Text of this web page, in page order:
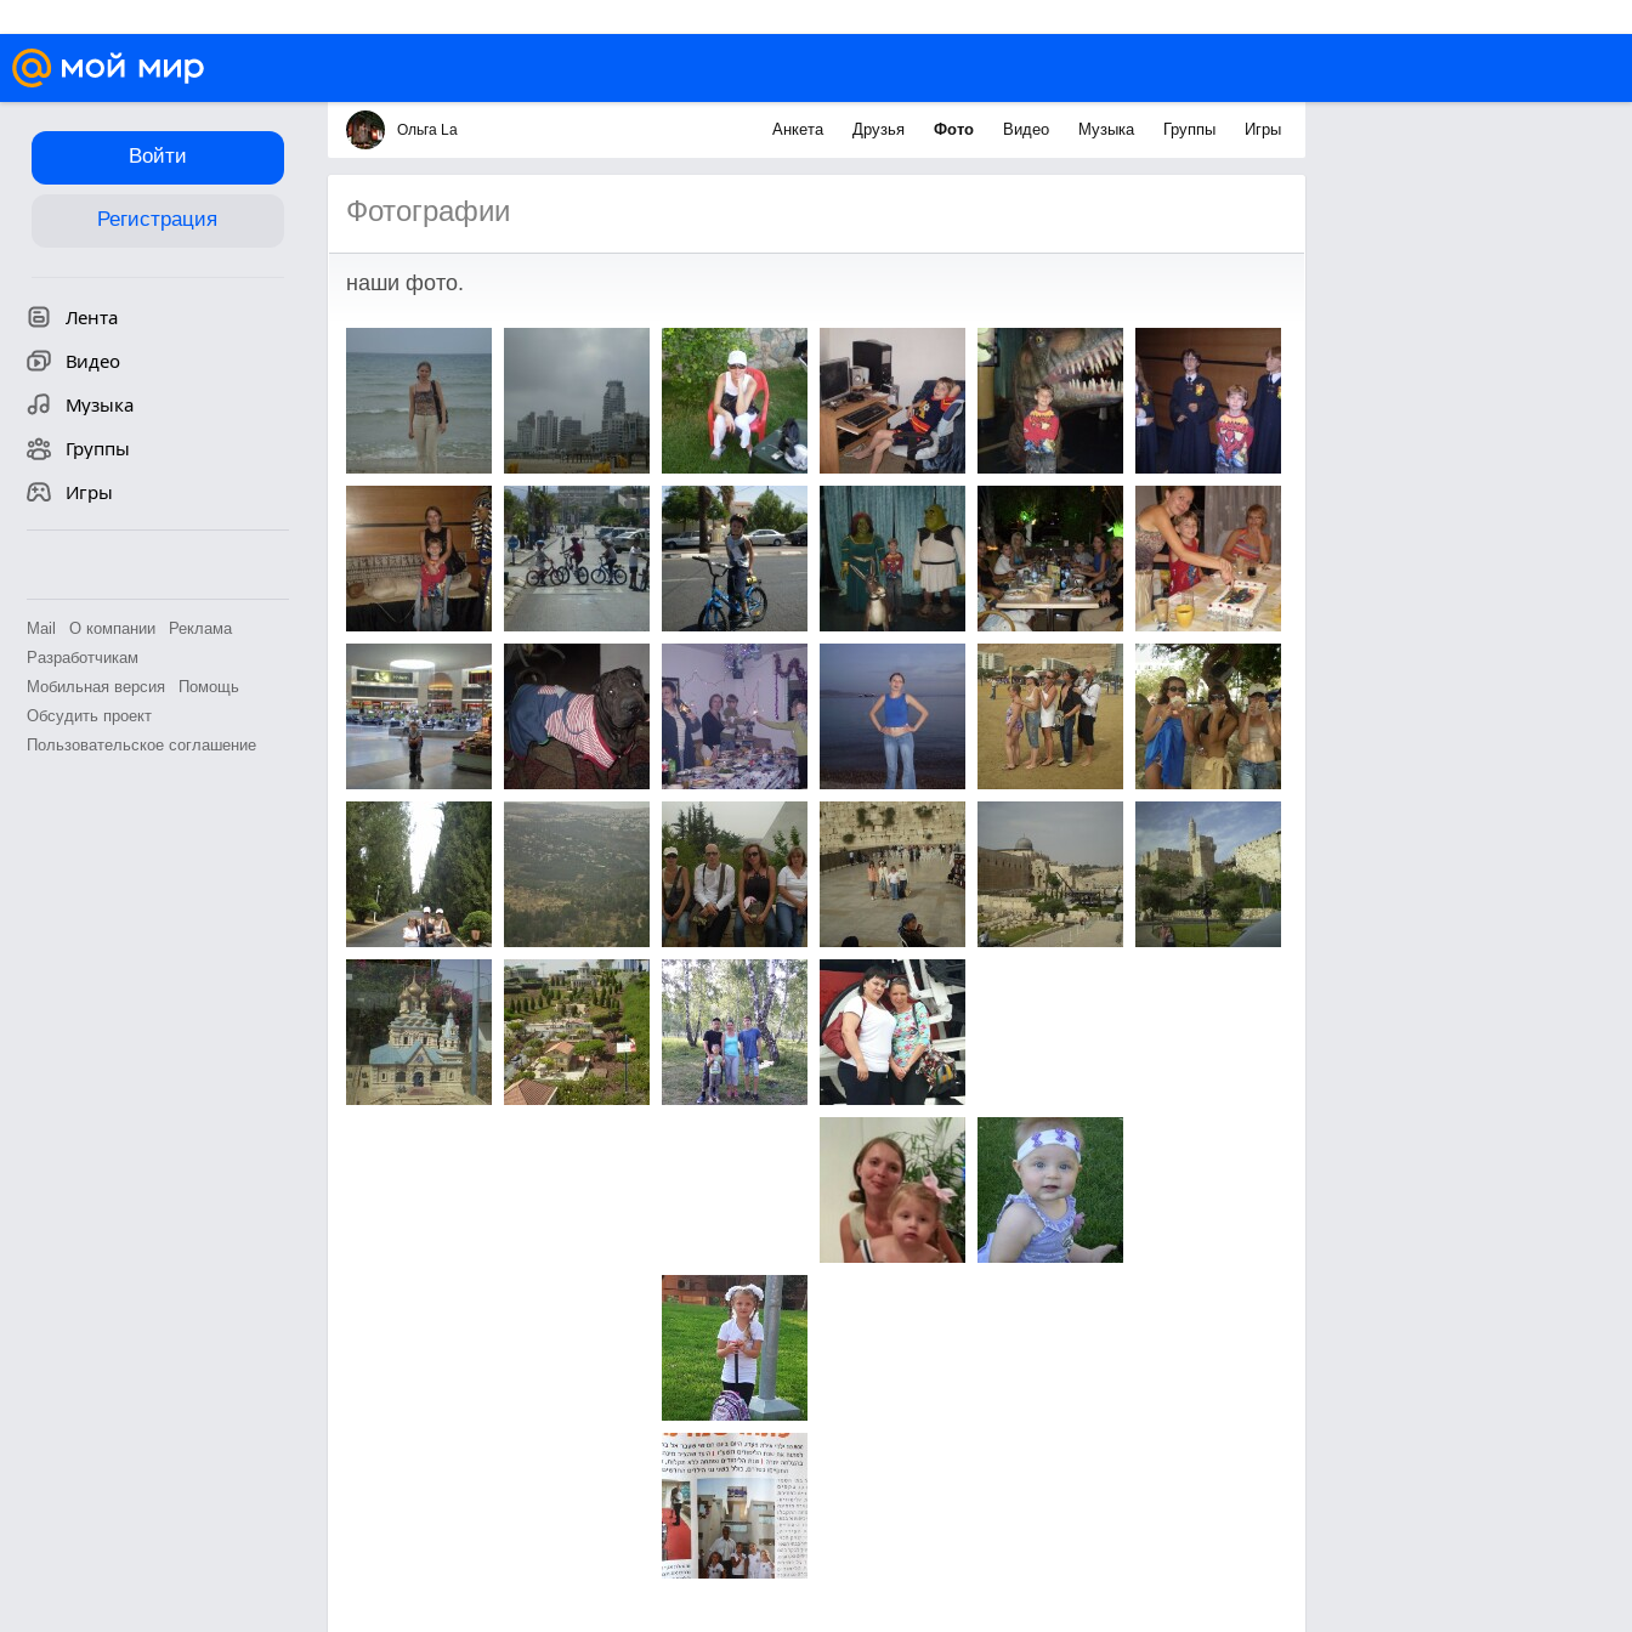
Войти
Регистрация
Лента
Видео
Музыка
Группы
Игры
Mail О компании
Реклама
Разработчикам
Мобильная версия
Помощь
Обсудить проект
Пользовательское соглашение
Ольга La Анкета Друзья Фото Видео Музыка Группы Игры
Фотографии
наши фото.